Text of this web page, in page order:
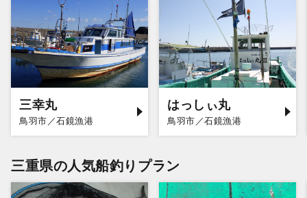
三幸丸
鳥羽市／石鏡漁港
はっしぃ丸
鳥羽市／石鏡漁港
三重県の人気船釣りプラン